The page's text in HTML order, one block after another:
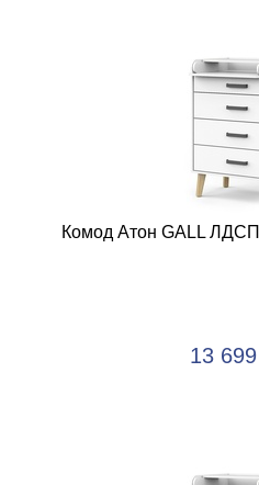
Комод Атон GALL
13